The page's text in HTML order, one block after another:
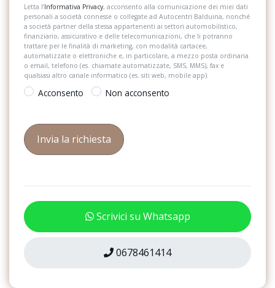
Letta l’Informativa Privacy, acconsento alla comunicazione dei miei dati
personali a società connesse o collegate ad Autocentri Balduina, nonché
a società partner della stessa appartenenti ai settori automobilistico,
finanziario, assicurativo e delle telecomunicazioni, che li potranno
trattare per le finalità di marketing, con modalità cartacee,
automatizzate o elettroniche e, in particolare, a mezzo posta ordinaria
o email, telefono (es. chiamate automatizzate, SMS, MMS), fax e
qualsiasi altro canale informatico (es. siti web, mobile app).
Acconsento Non acconsento
Scrivici su Whatsapp
0678461414